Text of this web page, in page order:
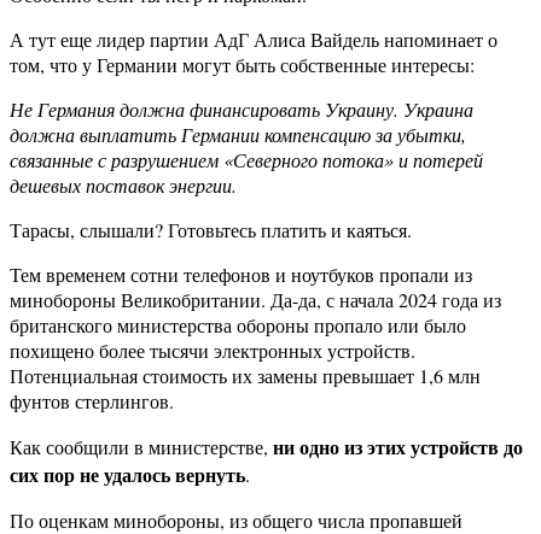
А тут еще лидер партии АдГ Алиса Вайдель напоминает о
том, что у Германии могут быть собственные интересы:
Не Германия должна финансировать Украину. Украина
должна выплатить Германии компенсацию за убытки,
связанные с разрушением «Северного потока» и потерей
дешевых поставок энергии.
Тарасы, слышали? Готовьтесь платить и каяться.
Тем временем сотни телефонов и ноутбуков пропали из
минобороны Великобритании. Да-да, с начала 2024 года из
британского министерства обороны пропало или было
похищено более тысячи электронных устройств.
Потенциальная стоимость их замены превышает 1,6 млн
фунтов стерлингов.
Как сообщили в министерстве, ни одно из этих устройств до
сих пор не удалось вернуть.
По оценкам минобороны, из общего числа пропавшей